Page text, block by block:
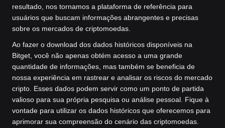
resultado, nos tornamos a plataforma de referência para
usuários que buscam informações abrangentes e precisas
sobre os mercados de criptomoedas.
Ao fazer o download dos dados históricos disponíveis na
Bitget, você não apenas obtém acesso a uma grande
quantidade de informações, mas também se beneficia de
nossa experiência em rastrear e analisar os riscos do mercado
cripto. Esses dados podem servir como um ponto de partida
valioso para sua própria pesquisa ou análise pessoal. Fique à
vontade para utilizar os dados históricos que oferecemos para
aprimorar sua compreensão do cenário das criptomoedas.